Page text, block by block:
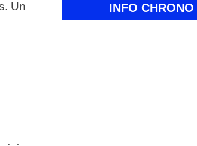
INFO CHRONO
Un